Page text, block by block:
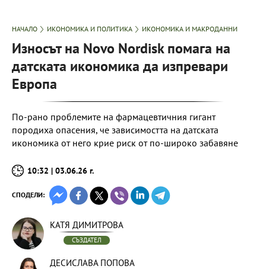
НАЧАЛО ИКОНОМИКА И ПОЛИТИКА ИКОНОМИКА И МАКРОДАННИ
Износът на Novo Nordisk помага на
датската икономика да изпревари
Европа
По-рано проблемите на фармацевтичния гигант
породиха опасения, че зависимостта на датската
икономика от него крие риск от по-широко забавяне
10:32 | 03.06.26 г.
СПОДЕЛИ:
КАТЯ ДИМИТРОВА
СЪЗДАТЕЛ
ДЕСИСЛАВА ПОПОВА